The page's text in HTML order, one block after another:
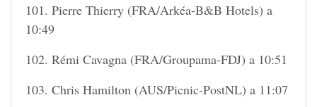
101. Pierre Thierry (FRA/Arkéa-B&B Hotels) a
10:49
102. Rémi Cavagna (FRA/Groupama-FDJ) a 10:51
103. Chris Hamilton (AUS/Picnic-PostNL) a 11:07